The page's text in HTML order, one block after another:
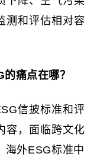
测和评估相对容
痛点在哪？
信披标准和评
容，面临跨文化
海外ESG标准中